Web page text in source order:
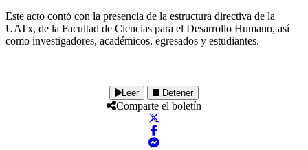
Este acto contó con la presencia de la estructura directiva de la
UATx, de la Facultad de Ciencias para el Desarrollo Humano, así
como investigadores, académicos, egresados y estudiantes.
Leer Detener
Comparte el boletín